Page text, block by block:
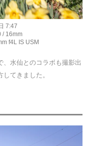
7:47
/ 16mm
f4L IS USM
水仙とのコラボも撮影出
てきました。